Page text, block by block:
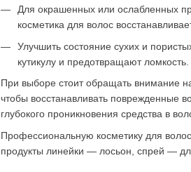
Для окрашенных или ослабленных
косметика для волос
Улучшить состояние сухих и
кутикулу и предотвращают ломкость.
При выборе стоит обращать внимание
чтобы восстанавливать поврежденные
глубокого проникновения средства в
Профессиональную косметику для
продукты линейки — лосьон, спрей —